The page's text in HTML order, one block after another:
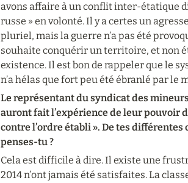
avons affaire à un conflit inter-étatique
russe » en volonté. Il y a certes un
pluriel, mais la guerre n’a pas été
souhaite conquérir un territoire, et non
existence. Il est bon de rappeler que le
n’a hélas que fort peu été ébranlé par le
Le représentant du syndicat des
auront fait l’expérience de leur pouvoir
contre l’ordre établi ». De tes
penses-tu ?
Cela est difficile à dire. Il existe une
2014 n’ont jamais été satisfaites. La